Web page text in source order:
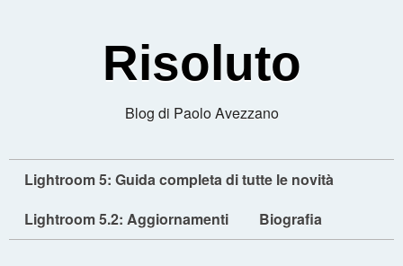
Risoluto
Blog di Paolo Avezzano
Lightroom 5: Guida completa di tutte le novità
Lightroom 5.2: Aggiornamenti
Biografia